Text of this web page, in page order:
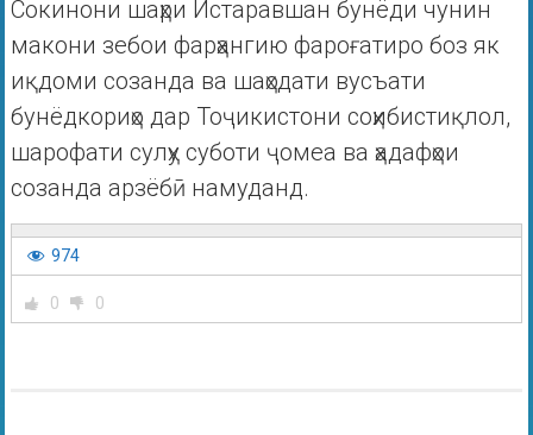
Сокинони шаҳри Истаравшан бунёди чунин
макони зебои фарҳангию фароғатиро боз як
иқдоми созанда ва шаҳодати вусъати
бунёдкориҳо дар Тоҷикистони соҳибистиқлол,
шарофати сулҳу суботи ҷомеа ва ҳадафҳои
созанда арзёбӣ намуданд.
974
0 0